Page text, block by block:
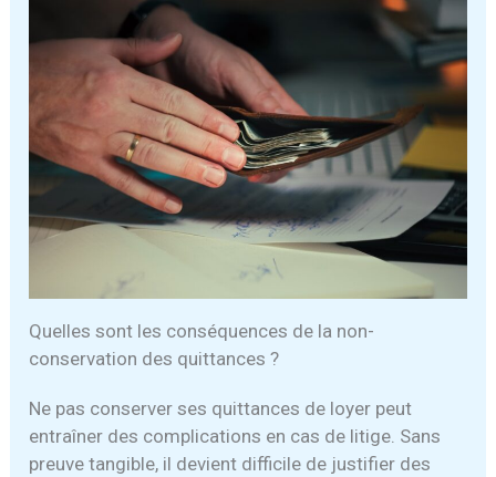
Quelles sont les conséquences de la non-
conservation des quittances ?
Ne pas conserver ses quittances de loyer peut
entraîner des complications en cas de litige. Sans
preuve tangible, il devient difficile de justifier des